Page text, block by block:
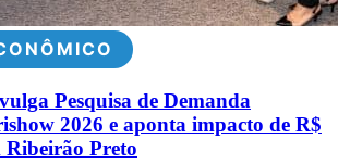
Pesquisa de Demanda
2026 e aponta impacto de R$
Ribeirão Preto